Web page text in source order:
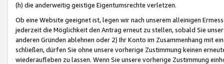
(h) die anderweitig geistige Eigentumsrechte verletzen.
Ob eine Website geeignet ist, legen wir nach unserem alleinigen
jederzeit die Möglichkeit den Antrag erneut zu stellen, sobald Sie
anderen Gründen ablehnen oder 2) Ihr Konto im Zusammenhang mit
schließen, dürfen Sie ohne unsere vorherige Zustimmung keinen
wiederaufleben zu lassen. Wenn Sie unsere vorherige Zustimmung